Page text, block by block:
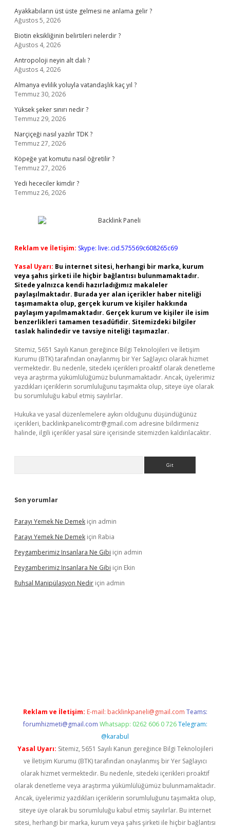
Ayakkabıların üst üste gelmesi ne anlama gelir ?
Ağustos 5, 2026
Biotin eksikliğinin belirtileri nelerdir ?
Ağustos 4, 2026
Antropoloji neyin alt dalı ?
Ağustos 4, 2026
Almanya evlilik yoluyla vatandaşlık kaç yıl ?
Temmuz 30, 2026
Yüksek şeker sınırı nedir ?
Temmuz 29, 2026
Narçiçeği nasıl yazılır TDK ?
Temmuz 27, 2026
Köpeğe yat komutu nasıl öğretilir ?
Temmuz 27, 2026
Yedi hececiler kimdir ?
Temmuz 26, 2026
Reklam ve İletişim: Skype: live:.cid.575569c608265c69
Yasal Uyarı: Bu internet sitesi, herhangi bir marka, kurum
veya şahıs şirketi ile hiçbir bağlantısı bulunmamaktadır.
Sitede yalnızca kendi hazırladığımız makaleler
paylaşılmaktadır. Burada yer alan içerikler haber niteliği
taşımamakta olup, gerçek kurum ve kişiler hakkında
paylaşım yapılmamaktadır. Gerçek kurum ve kişiler ile isim
benzerlikleri tamamen tesadüfidir. Sitemizdeki bilgiler
taslak halindedir ve tavsiye niteliği taşımazlar.
Sitemiz, 5651 Sayılı Kanun gereğince Bilgi Teknolojileri ve İletişim
Kurumu (BTK) tarafından onaylanmış bir Yer Sağlayıcı olarak hizmet
vermektedir. Bu nedenle, sitedeki içerikleri proaktif olarak denetleme
veya araştırma yükümlülüğümüz bulunmamaktadır. Ancak, üyelerimiz
yazdıkları içeriklerin sorumluluğunu taşımakta olup, siteye üye olarak
bu sorumluluğu kabul etmiş sayılırlar.
Hukuka ve yasal düzenlemelere aykırı olduğunu düşündüğünüz
içerikleri, backlinkpanelicomtr@gmail.com adresine bildirmeniz
halinde, ilgili içerikler yasal süre içerisinde sitemizden kaldırılacaktır.
Son yorumlar
Parayı Yemek Ne Demek için admin
Parayı Yemek Ne Demek için Rabia
Peygamberimiz Insanlara Ne Gibi için admin
Peygamberimiz Insanlara Ne Gibi için Ekin
Ruhsal Manipülasyon Nedir için admin
Reklam ve İletişim: E-mail: backlinkpaneli@gmail.com Teams:
forumhizmeti@gmail.com Whatsapp: 0262 606 0 726 Telegram:
@karabul
Yasal Uyarı: Sitemiz, 5651 Sayılı Kanun gereğince Bilgi Teknolojileri
ve İletişim Kurumu (BTK) tarafından onaylanmış bir Yer Sağlayıcı
olarak hizmet vermektedir. Bu nedenle, sitedeki içerikleri proaktif
olarak denetleme veya araştırma yükümlülüğümüz bulunmamaktadır.
Ancak, üyelerimiz yazdıkları içeriklerin sorumluluğunu taşımakta olup,
siteye üye olarak bu sorumluluğu kabul etmiş sayılırlar. Bu internet
sitesi, herhangi bir marka, kurum veya şahıs şirketi ile hiçbir bağlantısı